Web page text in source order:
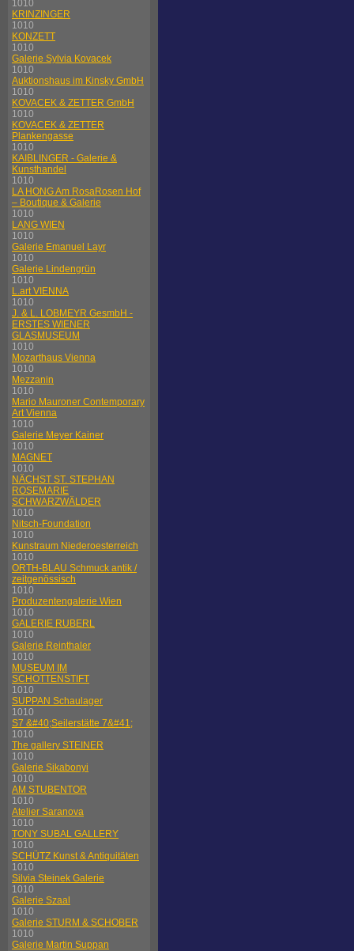
1010
KRINZINGER
1010
KONZETT
1010
Galerie Sylvia Kovacek
1010
Auktionshaus im Kinsky GmbH
1010
KOVACEK & ZETTER GmbH
1010
KOVACEK & ZETTER
Plankengasse
1010
KAIBLINGER - Galerie &
Kunsthandel
1010
LA HONG Am RosaRosen Hof
– Boutique & Galerie
1010
LANG WIEN
1010
Galerie Emanuel Layr
1010
Galerie Lindengrün
1010
L.art VIENNA
1010
J. & L. LOBMEYR GesmbH -
ERSTES WIENER
GLASMUSEUM
1010
Mozarthaus Vienna
1010
Mezzanin
1010
Mario Mauroner Contemporary
Art Vienna
1010
Galerie Meyer Kainer
1010
MAGNET
1010
NÄCHST ST. STEPHAN
ROSEMARIE
SCHWARZWÄLDER
1010
Nitsch-Foundation
1010
Kunstraum Niederoesterreich
1010
ORTH-BLAU Schmuck antik /
zeitgenössisch
1010
Produzentengalerie Wien
1010
GALERIE RUBERL
1010
Galerie Reinthaler
1010
MUSEUM IM
SCHOTTENSTIFT
1010
SUPPAN Schaulager
1010
S7 &#40;Seilerstätte 7&#41;
1010
The gallery STEINER
1010
Galerie Sikabonyi
1010
AM STUBENTOR
1010
Atelier Saranova
1010
TONY SUBAL GALLERY
1010
SCHÜTZ Kunst & Antiquitäten
1010
Silvia Steinek Galerie
1010
Galerie Szaal
1010
Galerie STURM & SCHOBER
1010
Galerie Martin Suppan